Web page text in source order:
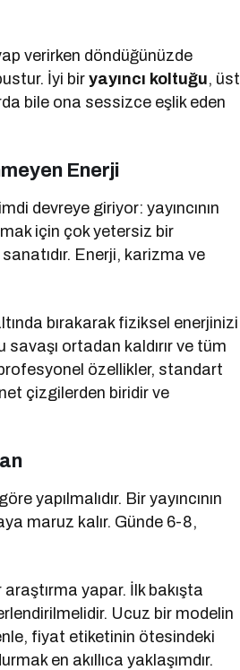
verirken döndüğünüzde
İyi biryayıncı koltuğu, üst
bile ona sessizce eşlik eden
Enerji
devreye giriyor: yayıncının
için çok yetersiz bir
Enerji, karizma ve
bırakarak fiziksel enerjinizi
ortadan kaldırır ve tüm
özellikler, standart
çizgilerden biridir ve
yapılmalıdır. Bir yayıncının
maruz kalır. Günde 6-8,
araştırma yapar. İlk bakışta
Ucuz bir modelin
fiyat etiketinin ötesindeki
en akıllıca yaklaşımdır.